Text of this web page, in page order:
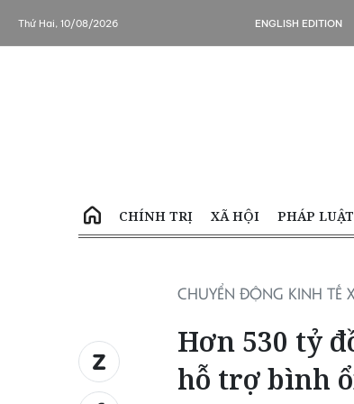
Thứ Hai, 10/08/2026 ENGLISH EDITION
CHÍNH TRỊ XÃ HỘI PHÁP LUẬT
CHUYỂN ĐỘNG KINH TẾ
Hơn 530 tỷ
hỗ trợ bình